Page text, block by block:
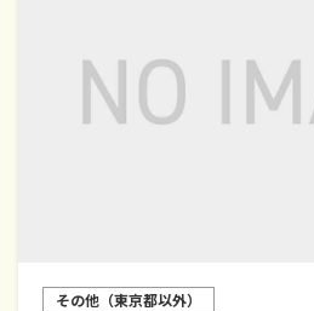
その他（東京都以外）